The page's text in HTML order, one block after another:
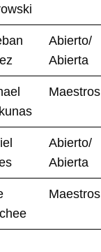
Abierto/
Abierta
Maestros
Abierto/
Abierta
Maestros